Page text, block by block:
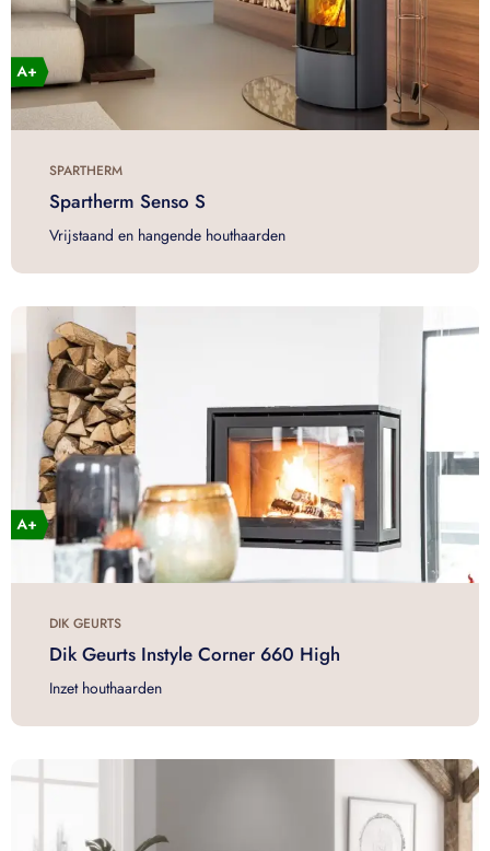
SPARTHERM
Spartherm Senso S
Vrijstaand en hangende houthaarden
DIK GEURTS
Dik Geurts Instyle Corner 660 High
Inzet houthaarden